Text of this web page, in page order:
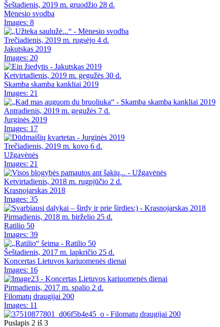
Šeštadienis, 2019 m. gruodžio 28 d.
Mėnesio svodba
Images: 8
Trečiadienis, 2019 m. rugsėjo 4 d.
Jakutskas 2019
Images: 20
Ketvirtadienis, 2019 m. gegužės 30 d.
Skamba skamba kankliai 2019
Images: 21
Antradienis, 2019 m. gegužės 7 d.
Jurginės 2019
Images: 17
Trečiadienis, 2019 m. kovo 6 d.
Užgavėnės
Images: 21
Ketvirtadienis, 2018 m. rugpjūčio 2 d.
Krasnojarskas 2018
Images: 35
Pirmadienis, 2018 m. birželio 25 d.
Ratilio 50
Images: 39
Šeštadienis, 2017 m. lapkričio 25 d.
Koncertas Lietuvos kariuomenės dienai
Images: 16
Pirmadienis, 2017 m. spalio 2 d.
Filomatų draugijai 200
Images: 11
Puslapis 2 iš 3